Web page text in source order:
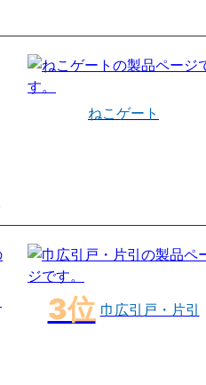
ねこゲート
巾広引戸・片引